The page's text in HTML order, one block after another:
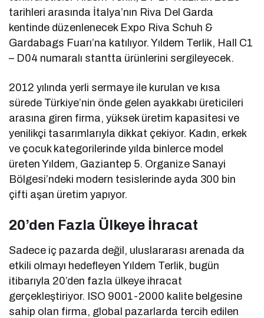
tarihleri arasında İtalya’nın Riva Del Garda
kentinde düzenlenecek Expo Riva Schuh &
Gardabags Fuarı’na katılıyor. Yıldem Terlik, Hall C1
– D04 numaralı stantta ürünlerini sergileyecek.
2012 yılında yerli sermaye ile kurulan ve kısa
sürede Türkiye’nin önde gelen ayakkabı üreticileri
arasına giren firma, yüksek üretim kapasitesi ve
yenilikçi tasarımlarıyla dikkat çekiyor. Kadın, erkek
ve çocuk kategorilerinde yılda binlerce model
üreten Yıldem, Gaziantep 5. Organize Sanayi
Bölgesi’ndeki modern tesislerinde ayda 300 bin
çifti aşan üretim yapıyor.
20’den Fazla Ülkeye İhracat
Sadece iç pazarda değil, uluslararası arenada da
etkili olmayı hedefleyen Yıldem Terlik, bugün
itibarıyla 20’den fazla ülkeye ihracat
gerçekleştiriyor. ISO 9001-2000 kalite belgesine
sahip olan firma, global pazarlarda tercih edilen